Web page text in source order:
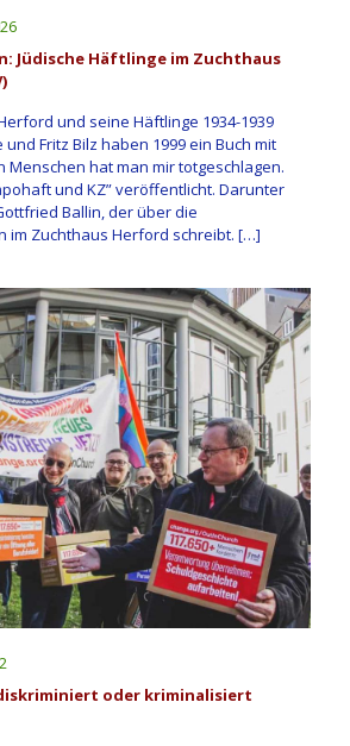
Jüdische Häftlinge im Zuchthaus
und seine Häftlinge 1934-1939
und Fritz Bilz haben 1999 ein Buch mit
Menschen hat man mir totgeschlagen.
und KZ” veröffentlicht. Darunter
Ballin, der über die
im Zuchthaus Herford schreibt. […]
oder kriminalisiert